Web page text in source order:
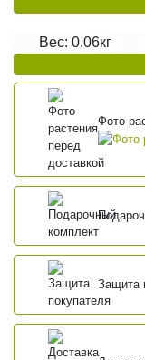
Вес: 0,06кг
Фото
Защита